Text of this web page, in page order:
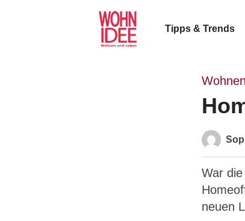
Tipps & Trends
Wohnen
War
neuen